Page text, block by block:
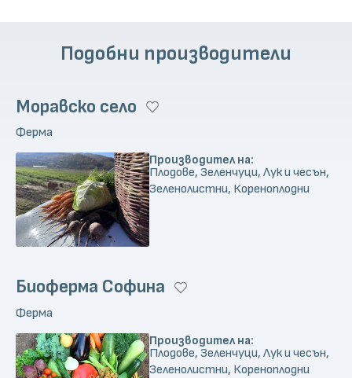
Подобни производители
Моравско село
Ферма
Производител на:
Плодове, Зеленчуци, Лук и чесън,
Зеленолистни, Кореноплодни
Биоферма Софина
Ферма
Производител на:
Плодове, Зеленчуци, Лук и чесън,
Зеленолистни, Кореноплодни